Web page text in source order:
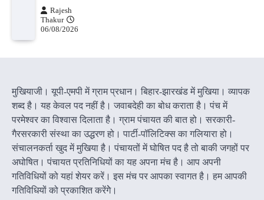
Rajesh
Thakur
06/08/2026
मुखियाजी। यूपी-एमपी में ग्राम प्रधान। बिहार-झारखंड में मुखिया। व्यापक
शब्द है। यह केवल पद नहीं है। जवाबदेही का बोध कराता है। पंच में
परमेश्वर का विश्वास दिलाता है। ग्राम पंचायत की बात हो। सरकारी-
गैरसरकारी संस्था का उद्धरण हो। पार्टी-पॉलिटिक्स का गलियारा हो।
संचालनकर्ता खुद में मुखिया है। पंचायतों में घोषित पद है तो बाकी जगहों पर
अघोषित। पंचायत प्रतिनिधियों का यह अपना मंच है। आप अपनी
गतिविधियों को यहां शेयर करें। इस मंच पर आपका स्वागत है। हम आपकी
गतिविधियों को प्रकाशित करेंगेे।